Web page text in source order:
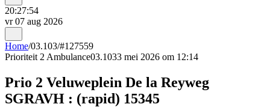
20:27:54
vr 07 aug 2026
Home/03.103/#127559
Prioriteit 2 Ambulance03.1033 mei 2026 om 12:14
Prio 2 Veluweplein De la Reyweg
SGRAVH : (rapid) 15345